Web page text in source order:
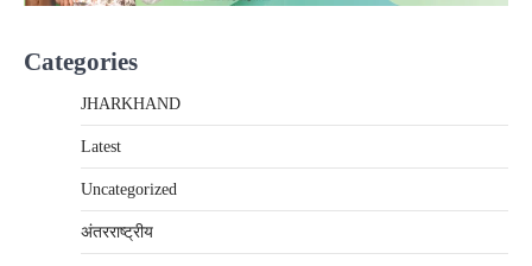
Categories
JHARKHAND
Latest
Uncategorized
अंतरराष्‍ट्रीय